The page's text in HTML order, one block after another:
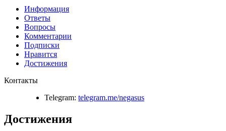
Информация
Ответы
Вопросы
Комментарии
Подписки
Нравится
Достижения
Контакты
Telegram: telegram.me/negasus
Достижения